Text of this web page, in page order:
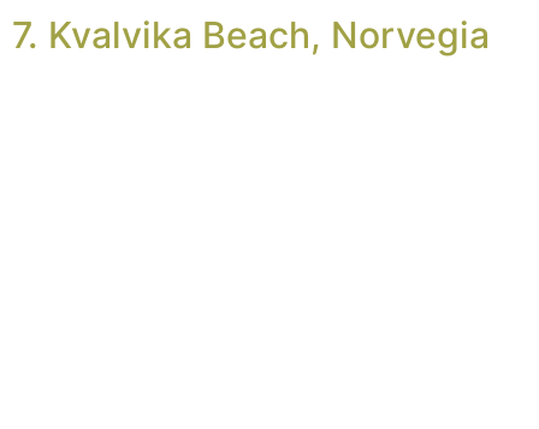
7. Kvalvika Beach, Norvegia